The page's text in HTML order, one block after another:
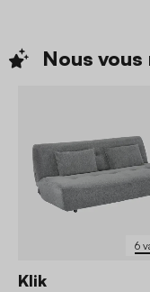
Nous
6
Klik